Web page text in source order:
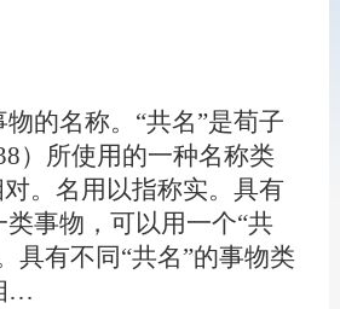
的名称。“共名”是荀子
）所使用的一种名称类
对。名用以指称实。具有
事物，可以用一个“共
具有不同“共名”的事物类
…